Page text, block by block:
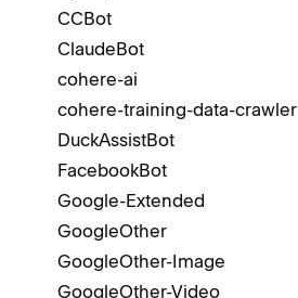
CCBot
ClaudeBot
cohere-ai
cohere-training-data-crawler
DuckAssistBot
FacebookBot
Google-Extended
GoogleOther
GoogleOther-Image
GoogleOther-Video